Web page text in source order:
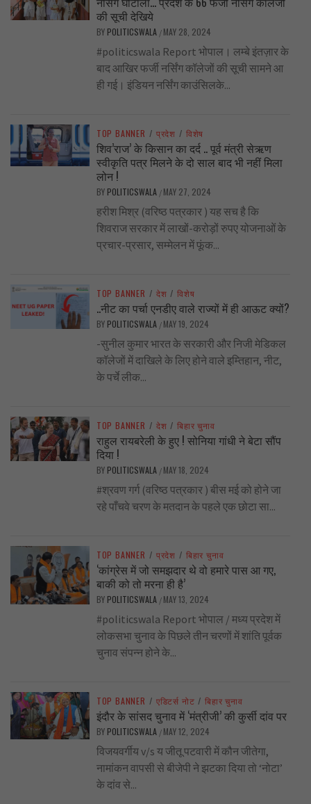
की सूची देखिये
BY POLITICSWALA / MAY 28, 2024
#politicswala Report भोपाल। लम्बे इंतज़ार के
बाद आखिर फर्जी नर्सिंग कॉलेजों की सूची सामने आ
ही गई। इंडियन नर्सिंग काउंसिलके...
TOP BANNER / प्रदेश / विशेष
शिव’राज’ के किसान का दर्द .. पूर्व मंत्री सेऋण
स्वीकृति पत्र मिलने के दो साल बाद भी नहीं मिला
लोन !
BY POLITICSWALA / MAY 27, 2024
हरीश मिश्र (वरिष्ठ पत्रकार ) यह सच है कि
शिवराज सरकार में लाखों-करोड़ों रुपए योजनाओं के
प्रचार-प्रसार, सम्मेलन में फूंक...
TOP BANNER / देश / विशेष
..नीट का पर्चा एनडीए वाले राज्यों में ही आऊट क्यों?
BY POLITICSWALA / MAY 19, 2024
-सुनील कुमार भारत के सरकारी और निजी मेडिकल
कॉलेजों में दाखिले के लिए होने वाले इम्तिहान, नीट,
के पर्चे लीक...
TOP BANNER / देश / बिहार चुनाव
राहुल रायबरेली के हुए ! सोनिया गांधी ने बेटा सौंप
दिया !
BY POLITICSWALA / MAY 18, 2024
#श्रवण गर्ग (वरिष्ठ पत्रकार ) बीस मई को होने जा
रहे पाँचवे चरण के मतदान के पहले एक छोटा सा...
TOP BANNER / प्रदेश / बिहार चुनाव
‘कांग्रेस में जो समझदार थे वो हमारे पास आ गए,
बाकी को तो मरना ही है’
BY POLITICSWALA / MAY 13, 2024
#politicswala Report भोपाल / मध्य प्रदेश में
लोकसभा चुनाव के पिछले तीन चरणों में शांति पूर्वक
चुनाव संपन्न होने के...
TOP BANNER / एडिटर्स नोट / बिहार चुनाव
इंदौर के सांसद चुनाव में ‘मंत्रीजी’ की कुर्सी दांव पर
BY POLITICSWALA / MAY 12, 2024
विजयवर्गीय v/s य जीतू पटवारी में कौन जीतेगा,
नामांकन वापसी से बीजेपी ने झटका दिया तो ‘नोटा’
के दांव से...